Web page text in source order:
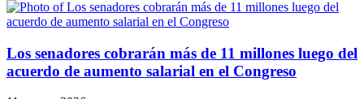
Los senadores cobrarán más de 11 millones luego del
acuerdo de aumento salarial en el Congreso